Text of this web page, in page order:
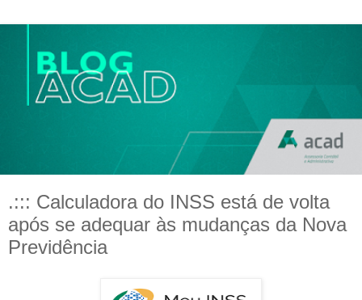
.::: Calculadora do INSS está de volta
após se adequar às mudanças da Nova
Previdência